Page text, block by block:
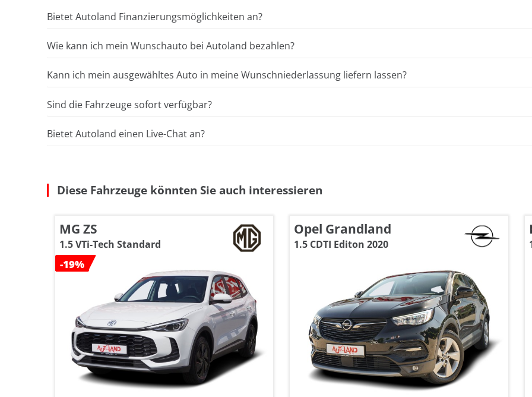
Bietet Autoland Finanzierungsmöglichkeiten an?
Wie kann ich mein Wunschauto bei Autoland bezahlen?
Kann ich mein ausgewähltes Auto in meine Wunschniederlassung liefern lassen?
Sind die Fahrzeuge sofort verfügbar?
Bietet Autoland einen Live-Chat an?
Diese Fahrzeuge könnten Sie auch interessieren
MG ZS
1.5 VTi-Tech Standard
-19%
Opel Grandland
1.5 CDTI Editon 2020